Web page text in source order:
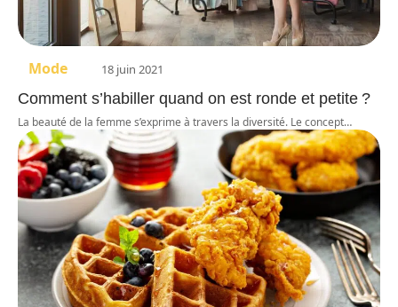
Mode 18 juin 2021
Comment s’habiller quand on est ronde et petite ?
La beauté de la femme s’exprime à travers la diversité. Le concept…